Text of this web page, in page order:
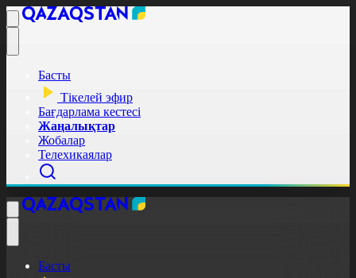
Басты
Тікелей эфир
Бағдарлама кестесі
Жаңалықтар
Жобалар
Телехикаялар
Басты